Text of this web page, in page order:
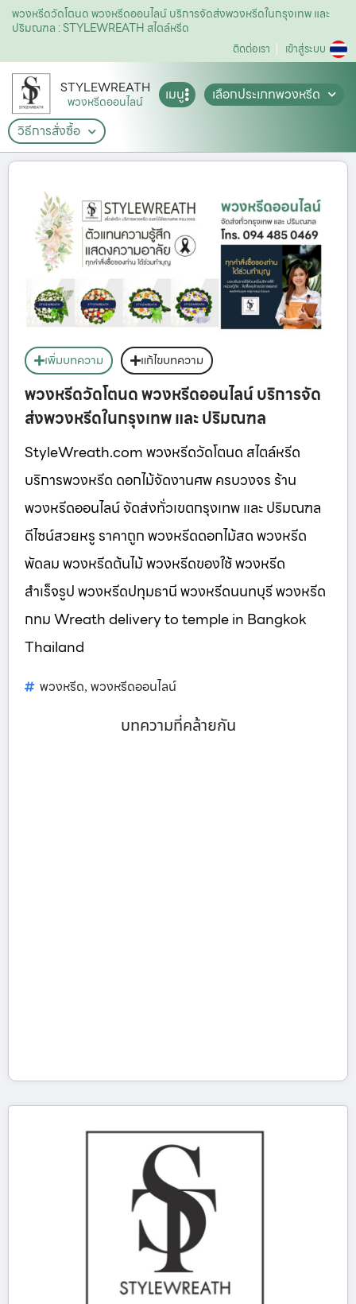
พวงหรีดวัดโตนด พวงหรีดออนไลน์ บริการจัดส่งพวงหรีดในกรุงเทพ และ
ปริมณฑล : STYLEWREATH สไตล์หรีด
ติดต่อเรา เข้าสู่ระบบ
STYLEWREATH
พวงหรีดออนไลน์ เมนู
เลือกประเภทพวงหรีด
วิธีการสั่งซื้อ
เพิ่มบทความ แก้ไขบทความ
พวงหรีดวัดโตนด พวงหรีดออนไลน์ บริการจัด
ส่งพวงหรีดในกรุงเทพ และ ปริมณฑล
StyleWreath.com พวงหรีดวัดโตนด สไตล์หรีด
บริการพวงหรีด ดอกไม้จัดงานศพ ครบวงจร ร้าน
พวงหรีดออนไลน์ จัดส่งทั่วเขตกรุงเทพ และ ปริมณฑล
ดีไซน์สวยหรู ราคาถูก พวงหรีดดอกไม้สด พวงหรีด
พัดลม พวงหรีดต้นไม้ พวงหรีดของใช้ พวงหรีด
สำเร็จรูป พวงหรีดปทุมธานี พวงหรีดนนทบุรี พวงหรีด
กทม Wreath delivery to temple in Bangkok
Thailand
พวงหรีด, พวงหรีดออนไลน์
บทความที่คล้ายกัน